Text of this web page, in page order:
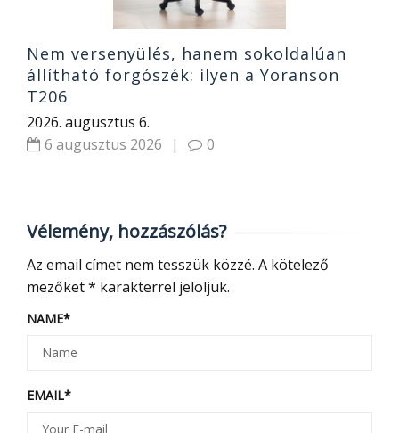
Nem versenyülés, hanem sokoldalúan
állítható forgószék: ilyen a Yoranson
T206
2026. augusztus 6.
6 augusztus 2026
| 0
Vélemény, hozzászólás?
Az email címet nem tesszük közzé. A kötelező
mezőket* karakterrel jelöljük.
NAME*
EMAIL*